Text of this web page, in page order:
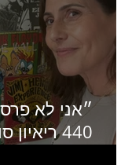
״אני לא
440